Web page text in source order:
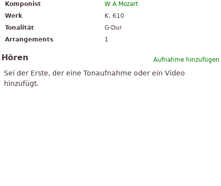
Komponist
W A Mozart
Werk
K. 610
Tonalität
G-Dur
Arrangements
1
Aufnahme hinzufügen
Hören
Sei der Erste, der eine Tonaufnahme oder ein Video
hinzufügt.